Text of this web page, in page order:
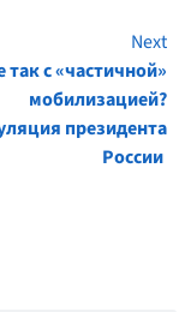
Next
так с «частичной»
мобилизацией?
президента
России